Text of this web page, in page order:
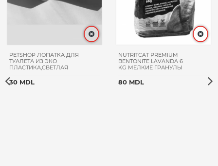
PETSHOP ЛОПАТКА ДЛЯ
ТУАЛЕТА ИЗ ЭКО
ПЛАСТИКА,СВЕТЛАЯ
30 MDL
NUTRITCAT PREMIUM
BENTONITE LAVANDA 6
KG МЕЛКИЕ ГРАНУЛЫ
80 MDL